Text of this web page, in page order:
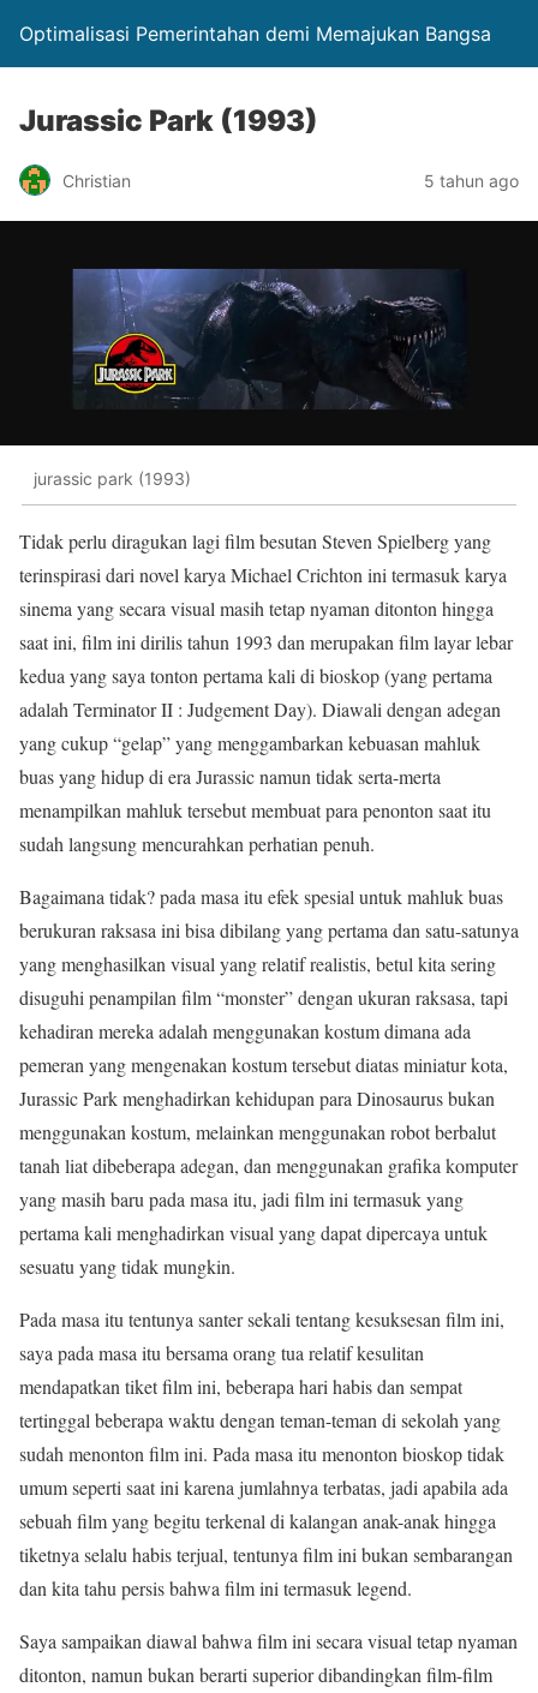
Optimalisasi Pemerintahan demi Memajukan Bangsa
Jurassic Park (1993)
Christian 5 tahun ago
jurassic park (1993)
Tidak perlu diragukan lagi film besutan Steven Spielberg yang
terinspirasi dari novel karya Michael Crichton ini termasuk karya
sinema yang secara visual masih tetap nyaman ditonton hingga
saat ini, film ini dirilis tahun 1993 dan merupakan film layar lebar
kedua yang saya tonton pertama kali di bioskop (yang pertama
adalah Terminator II : Judgement Day). Diawali dengan adegan
yang cukup “gelap” yang menggambarkan kebuasan mahluk
buas yang hidup di era Jurassic namun tidak serta-merta
menampilkan mahluk tersebut membuat para penonton saat itu
sudah langsung mencurahkan perhatian penuh.
Bagaimana tidak? pada masa itu efek spesial untuk mahluk buas
berukuran raksasa ini bisa dibilang yang pertama dan satu-satunya
yang menghasilkan visual yang relatif realistis, betul kita sering
disuguhi penampilan film “monster” dengan ukuran raksasa, tapi
kehadiran mereka adalah menggunakan kostum dimana ada
pemeran yang mengenakan kostum tersebut diatas miniatur kota,
Jurassic Park menghadirkan kehidupan para Dinosaurus bukan
menggunakan kostum, melainkan menggunakan robot berbalut
tanah liat dibeberapa adegan, dan menggunakan grafika komputer
yang masih baru pada masa itu, jadi film ini termasuk yang
pertama kali menghadirkan visual yang dapat dipercaya untuk
sesuatu yang tidak mungkin.
Pada masa itu tentunya santer sekali tentang kesuksesan film ini,
saya pada masa itu bersama orang tua relatif kesulitan
mendapatkan tiket film ini, beberapa hari habis dan sempat
tertinggal beberapa waktu dengan teman-teman di sekolah yang
sudah menonton film ini. Pada masa itu menonton bioskop tidak
umum seperti saat ini karena jumlahnya terbatas, jadi apabila ada
sebuah film yang begitu terkenal di kalangan anak-anak hingga
tiketnya selalu habis terjual, tentunya film ini bukan sembarangan
dan kita tahu persis bahwa film ini termasuk legend.
Saya sampaikan diawal bahwa film ini secara visual tetap nyaman
ditonton, namun bukan berarti superior dibandingkan film-film